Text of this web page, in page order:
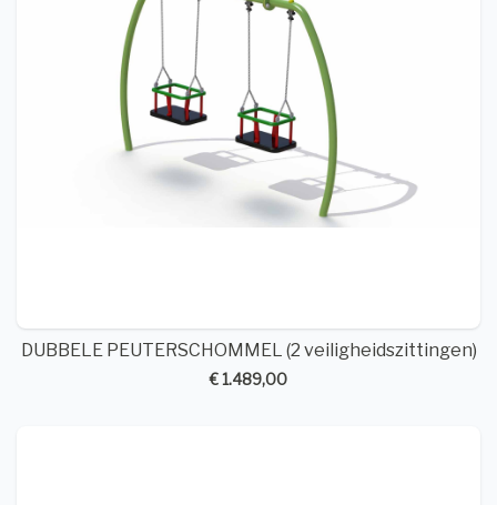
DUBBELE PEUTERSCHOMMEL (2 veiligheidszittingen)
€ 1.489,00